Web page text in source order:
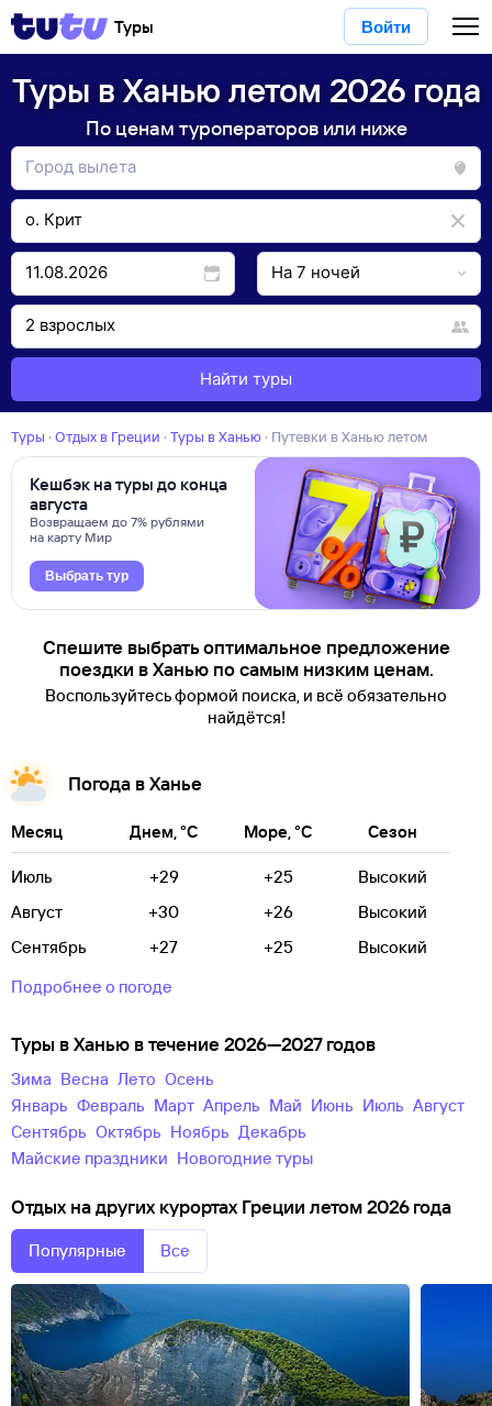
Туры Войти
Туры в Ханью летом 2026 года
По ценам туроператоров или ниже
Найти туры
Туры · Отдых в Греции · Туры в Ханью · Путевки в Ханью летом
Кешбэк на туры до конца
августа
Возвращаем до 7% рублями
на карту Мир
Выбрать тур
Спешите выбрать оптимальное предложение
поездки в Ханью по самым низким ценам.
Воспользуйтесь формой поиска, и всё обязательно
найдётся!
Погода в Ханье
Месяц Днем, °C Море, °C Сезон
Июль +29 +25
Высокий
Август
+30 +26
Высокий
Сентябрь
+27 +25
Высокий
Подробнее о погоде
Туры в Ханью в течение 2026—2027 годов
зима весна лето
осень
Январь
Февраль Март Апрель Май Июнь Июль
Август
Сентябрь
Октябрь Ноябрь
Декабрь
майские праздники
новогодние туры
Отдых на других курортах Греции летом 2026 года
Популярные Все